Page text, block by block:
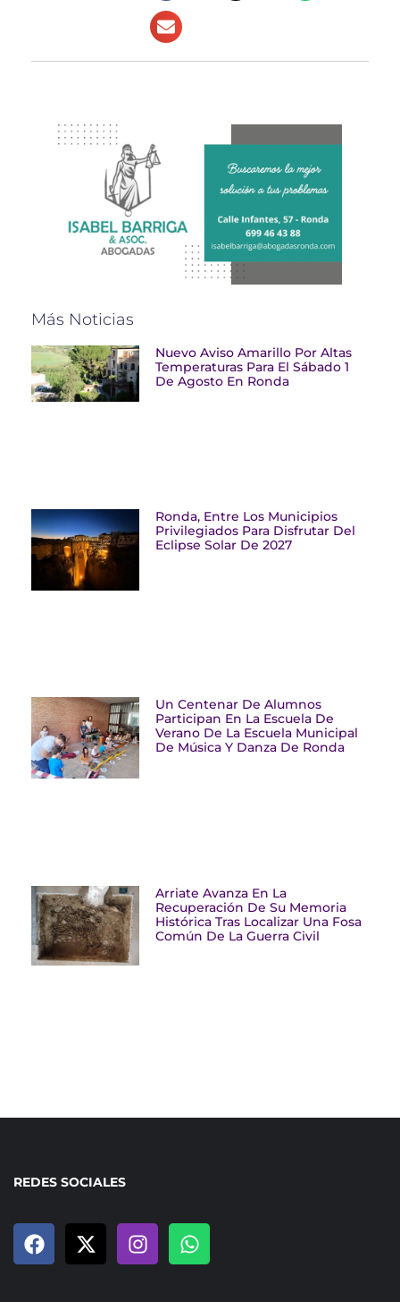
Más Noticias
Nuevo Aviso Amarillo Por Altas
Temperaturas Para El Sábado 1
De Agosto En Ronda
Ronda, Entre Los Municipios
Privilegiados Para Disfrutar Del
Eclipse Solar De 2027
Un Centenar De Alumnos
Participan En La Escuela De
Verano De La Escuela Municipal
De Música Y Danza De Ronda
Arriate Avanza En La
Recuperación De Su Memoria
Histórica Tras Localizar Una Fosa
Común De La Guerra Civil
REDES SOCIALES